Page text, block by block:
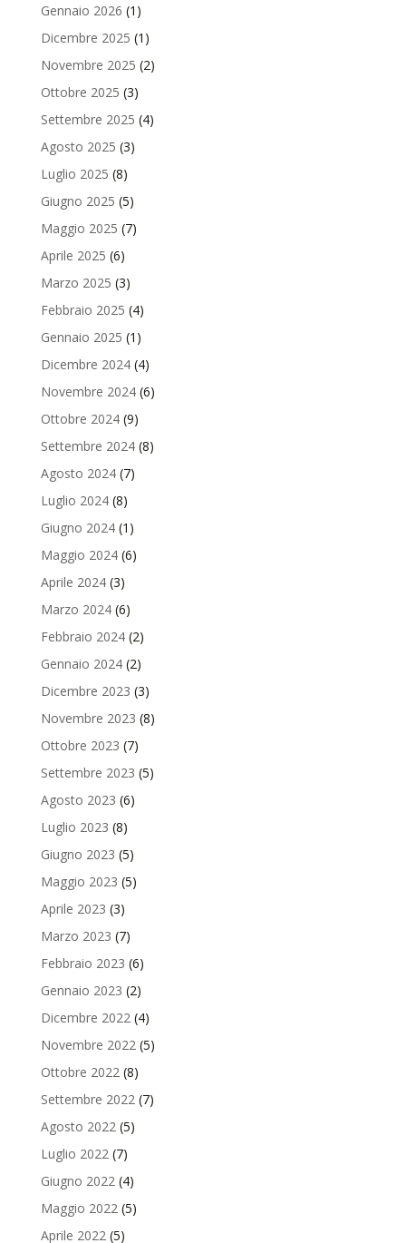
Gennaio 2026 (1)
Dicembre 2025 (1)
Novembre 2025 (2)
Ottobre 2025 (3)
Settembre 2025 (4)
Agosto 2025 (3)
Luglio 2025 (8)
Giugno 2025 (5)
Maggio 2025 (7)
Aprile 2025 (6)
Marzo 2025 (3)
Febbraio 2025 (4)
Gennaio 2025 (1)
Dicembre 2024(4)
Novembre 2024(6)
Ottobre 2024(9)
Settembre 2024(8)
Agosto 2024(7)
Luglio 2024(8)
Giugno 2024(1)
Maggio 2024(6)
Aprile 2024(3)
Marzo 2024(6)
Febbraio 2024(2)
Gennaio 2024(2)
Dicembre 2023 (3)
Novembre 2023 (8)
Ottobre 2023 (7)
Settembre 2023 (5)
Agosto 2023 (6)
Luglio 2023 (8)
Giugno 2023 (5)
Maggio 2023 (5)
Aprile 2023 (3)
Marzo 2023 (7)
Febbraio 2023 (6)
Gennaio 2023 (2)
Dicembre 2022 (4)
Novembre 2022 (5)
Ottobre 2022 (8)
Settembre 2022 (7)
Agosto 2022 (5)
Luglio 2022 (7)
Giugno 2022 (4)
Maggio 2022 (5)
Aprile 2022 (5)